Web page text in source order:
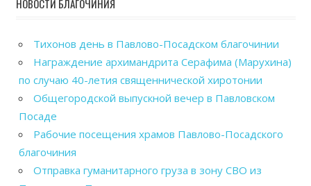
НОВОСТИ БЛАГОЧИНИЯ
Тихонов день в Павлово-Посадском благочинии
Награждение архимандрита Серафима (Марухина)
по случаю 40-летия священнической хиротонии
Общегородской выпускной вечер в Павловском
Посаде
Рабочие посещения храмов Павлово-Посадского
благочиния
Отправка гуманитарного груза в зону СВО из